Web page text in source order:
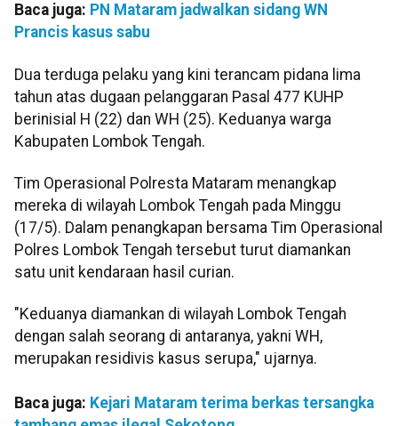
Baca juga: PN Mataram jadwalkan sidang WN
Prancis kasus sabu
Dua terduga pelaku yang kini terancam pidana lima
tahun atas dugaan pelanggaran Pasal 477 KUHP
berinisial H (22) dan WH (25). Keduanya warga
Kabupaten Lombok Tengah.
Tim Operasional Polresta Mataram menangkap
mereka di wilayah Lombok Tengah pada Minggu
(17/5). Dalam penangkapan bersama Tim Operasional
Polres Lombok Tengah tersebut turut diamankan
satu unit kendaraan hasil curian.
"Keduanya diamankan di wilayah Lombok Tengah
dengan salah seorang di antaranya, yakni WH,
merupakan residivis kasus serupa," ujarnya.
Baca juga: Kejari Mataram terima berkas tersangka